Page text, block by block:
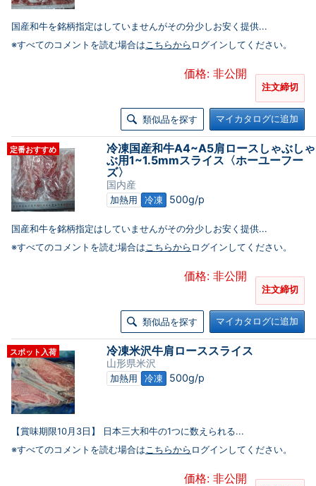
国産和牛を銘柄指定はしていませんがその分少しお安く提供...
※すべてのコメントを読む場合はこちらから ログインしてください。
価格: 非公開
注文締切
類似品を探す マイカタログに追加
定番おすすめ
冷凍国産和牛A4~A5肩ロースしゃぶしゃ
ぶ用1~1.5mmスライス〈ホーユーフー
ズ〉
国内産
加熱用 冷凍 500g/p
国産和牛を銘柄指定はしていませんがその分少しお安く提供...
※すべてのコメントを読む場合はこちらから ログインしてください。
価格: 非公開
注文締切
類似品を探す マイカタログに追加
スポット入荷 冷凍米沢牛肩ローススライス
山形県米沢
加熱用 冷凍 500g/p
【賞味期限10月3日】 日本三大和牛の1つに数えられる...
※すべてのコメントを読む場合はこちらから ログインしてください。
価格: 非公開